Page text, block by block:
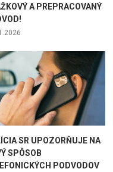
A PREPRACOVANÝ
SR UPOZORŇUJE NA
SPÔSOB
PODVODOV